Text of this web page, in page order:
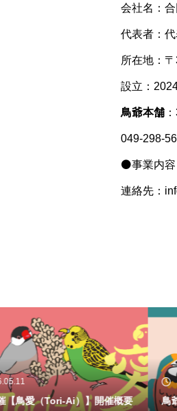
会社名：
代表者：
所在地：
設立：
鳥爺本舗
049-298-
⚫️事業内
連絡先：
2026.04.23
鳥爺寺子屋「鳥くさいちゃんねる」片